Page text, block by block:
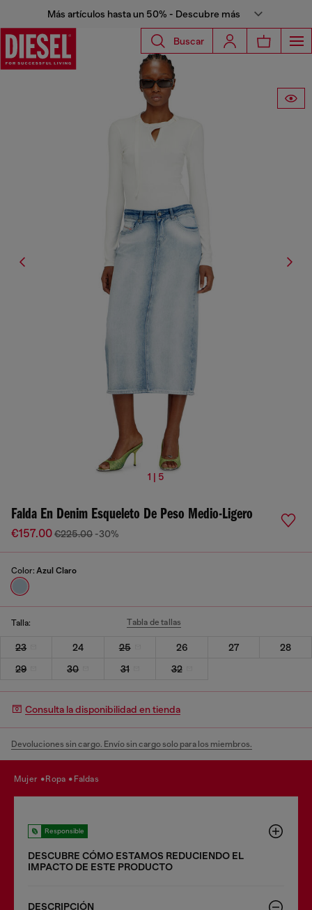
Más artículos hasta un 50% - Descubre más
Buscar
1 | 5
Falda En Denim Esqueleto De Peso Medio-Ligero
€157.00€225.00 -30%
Color: Azul Claro
Talla: Tabla de tallas
23 24 25 26 27
28
29
30 31 32
Consulta la disponibilidad en tienda
Devoluciones sin cargo. Envío sin cargo solo para los miembros.
mujer ropa faldas
Responsible
DESCUBRE CÓMO ESTAMOS REDUCIENDO EL
IMPACTO DE ESTE PRODUCTO
DESCRIPCIÓN